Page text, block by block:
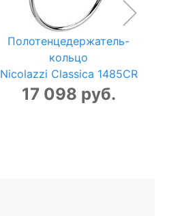
Полотенцедержатель-
кольцо
Nicolazzi Classica 1485CR
17 098 руб.